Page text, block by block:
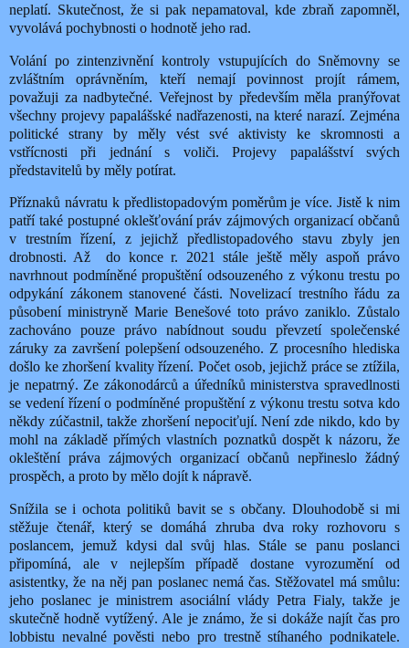
neplatí. Skutečnost, že si pak nepamatoval, kde zbraň zapomněl,
vyvolává pochybnosti o hodnotě jeho rad.
Volání po zintenzivnění kontroly vstupujících do Sněmovny se
zvláštním oprávněním, kteří nemají povinnost projít rámem,
považuji za nadbytečné. Veřejnost by především měla pranýřovat
všechny projevy papalášské nadřazenosti, na které narazí. Zejména
politické strany by měly vést své aktivisty ke skromnosti a
vstřícnosti při jednání s voliči. Projevy papalášství svých
představitelů by měly potírat.
Příznaků návratu k předlistopadovým poměrům je více. Jistě k nim
patří také postupné oklešťování práv zájmových organizací občanů
v trestním řízení, z jejichž předlistopadového stavu zbyly jen
drobnosti. Až
do konce r. 2021 stále ještě měly aspoň právo
navrhnout podmíněné propuštění odsouzeného z výkonu trestu po
odpykání zákonem stanovené části. Novelizací trestního řádu za
působení ministryně Marie Benešové toto právo zaniklo. Zůstalo
zachováno pouze právo nabídnout soudu převzetí společenské
záruky za završení polepšení odsouzeného. Z procesního hlediska
došlo ke zhoršení kvality řízení. Počet osob, jejichž práce se ztížila,
je nepatrný. Ze zákonodárců a úředníků ministerstva spravedlnosti
se vedení řízení o podmíněné propuštění z výkonu trestu sotva kdo
někdy zúčastnil, takže zhoršení nepociťují. Není zde nikdo, kdo by
mohl na základě přímých vlastních poznatků dospět k názoru, že
okleštění práva zájmových organizací občanů nepřineslo žádný
prospěch, a proto by mělo dojít k nápravě.
Snížila se i ochota politiků bavit se s občany. Dlouhodobě si mi
stěžuje čtenář, který se domáhá zhruba dva roky rozhovoru s
poslancem, jemuž kdysi dal svůj hlas. Stále se panu poslanci
připomíná, ale v nejlepším případě dostane vyrozumění od
asistentky, že na něj pan poslanec nemá čas. Stěžovatel má smůlu:
jeho poslanec je ministrem asociální vlády Petra Fialy, takže je
skutečně hodně vytížený. Ale je známo, že si dokáže najít čas pro
lobbistu nevalné pověsti nebo pro trestně stíhaného podnikatele.